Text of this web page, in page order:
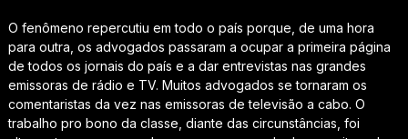
O fenômeno repercutiu em todo o país porque, de uma hora
para outra, os advogados passaram a ocupar a primeira página
de todos os jornais do país e a dar entrevistas nas grandes
emissoras de rádio e TV. Muitos advogados se tornaram os
comentaristas da vez nas emissoras de televisão a cabo. O
trabalho pro bono da classe, diante das circunstâncias, foi